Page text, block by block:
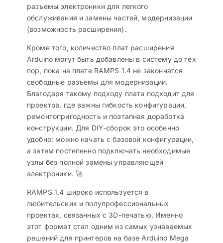
разъемы электроники для легкого
обслуживания и замены частей, модернизации
(возможность расширения).
Кроме того, количество плат расширения
Arduino могут быть добавлены в систему до тех
пор, пока на плате RAMPS 1.4 не закончатся
свободные разъемы для модернизации.
Благодаря такому подходу плата подходит для
проектов, где важны гибкость конфигурации,
ремонтопригодность и поэтапная доработка
конструкции. Для DIY-сборок это особенно
удобно: можно начать с базовой конфигурации,
а затем постепенно подключать необходимые
узлы без полной замены управляющей
электроники. 🚀
RAMPS 1.4 широко используется в
любительских и полупрофессиональных
проектах, связанных с 3D-печатью. Именно
этот формат стал одним из самых узнаваемых
решений для принтеров на базе Arduino Mega